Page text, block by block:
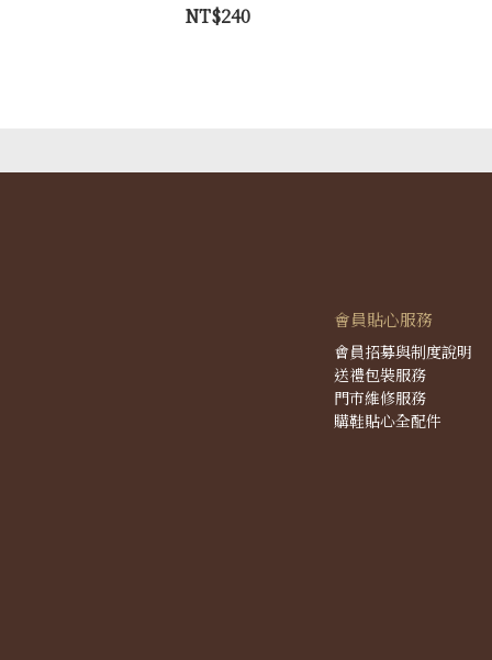
NT$240
會員貼心服務
會員招募與制度說明
送禮包裝服務
門市維修服務
購鞋貼心全配件